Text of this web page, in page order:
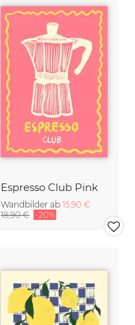
Espresso Club Pink
Wandbilder ab 15,90 €
18,90 € -20%